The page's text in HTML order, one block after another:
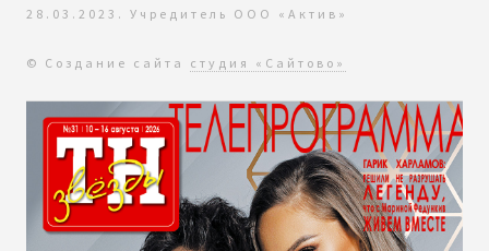
28.03.2023. Учредитель ООО «Актив»
© Создание сайта студия «Сайтово»